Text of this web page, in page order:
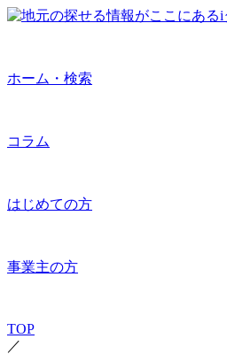
ホーム・検索
コラム
はじめての方
事業主の方
TOP
／